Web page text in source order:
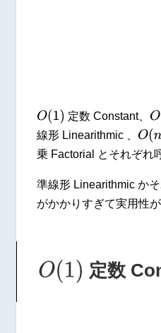
O(1) 定数 Constant、 O
線形 Linearithmic 、 O(nk
乗 Factorial とそれぞれ
準線形 Linearithmic か
がかかりすぎて実用性
O(1) 定数